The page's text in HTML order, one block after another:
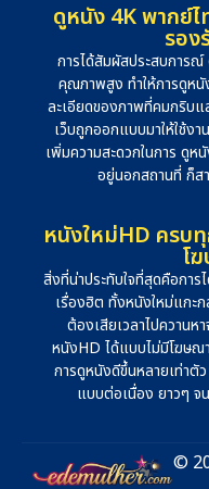
ดูหนัง 4K พากย์
รอ
การได้สัมผัสประสบการ
คุณภาพสูง ทำให้การดูหนั
ละเอียดของภาพที่คมกริบ
เว็บถูกออกแบบมาให้ใช้ง
เพิ่มความสะดวกในการ ดูห
อยู่นอกสถานที่ ก็ส
หนังใหม่HD ครบ
โ
สิ่งที่น่าประทับใจที่สุดคือการ
เรื่องฮิต ทั้งหนังใหม่แกะ
ต้องเสียเวลาไปควานห
หนังHD ได้แบบไม่มีโฆษณ
การดูหนังดีขึ้นหลายเท่าตั
แบบต่อเนื่อง ยาวๆ จ
©